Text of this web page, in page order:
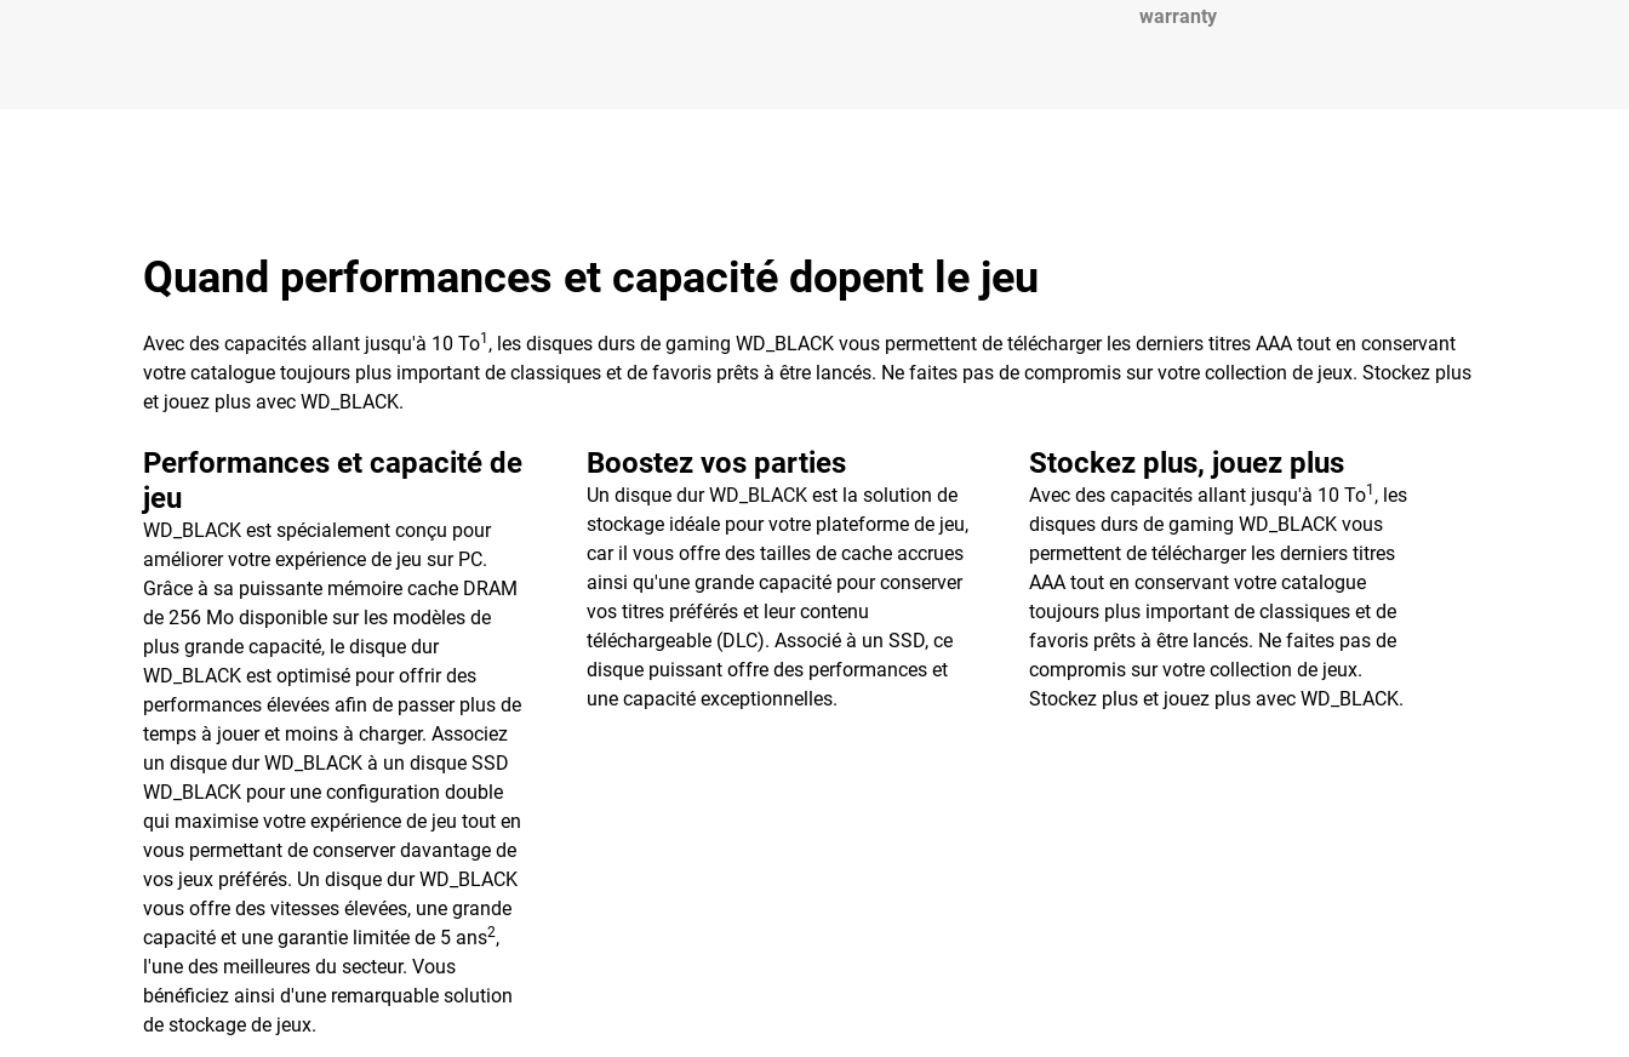
warranty
Quand performances et capacité dopent le jeu
Avec des capacités allant jusqu'à 10 To1 , les disques durs de gaming WD_BLACK vous permettent de télécharger les derniers titres AAA tout en conservant
votre catalogue toujours plus important de classiques et de favoris prêts à être lancés. Ne faites pas de compromis sur votre collection de jeux. Stockez plus
et jouez plus avec WD_BLACK.
Performances et capacité de
jeu
WD_BLACK est spécialement conçu pour
améliorer votre expérience de jeu sur PC.
Grâce à sa puissante mémoire cache DRAM
de 256 Mo disponible sur les modèles de
plus grande capacité, le disque dur
WD_BLACK est optimisé pour offrir des
performances élevées afin de passer plus de
temps à jouer et moins à charger. Associez
un disque dur WD_BLACK à un disque SSD
WD_BLACK pour une configuration double
qui maximise votre expérience de jeu tout en
vous permettant de conserver davantage de
vos jeux préférés. Un disque dur WD_BLACK
vous offre des vitesses élevées, une grande
capacité et une garantie limitée de 5 ans2,
l'une des meilleures du secteur. Vous
bénéficiez ainsi d'une remarquable solution
de stockage de jeux.
Boostez vos parties
Un disque dur WD_BLACK est la solution de
stockage idéale pour votre plateforme de jeu,
car il vous offre des tailles de cache accrues
ainsi qu'une grande capacité pour conserver
vos titres préférés et leur contenu
téléchargeable (DLC). Associé à un SSD, ce
disque puissant offre des performances et
une capacité exceptionnelles.
Stockez plus, jouez plus
Avec des capacités allant jusqu'à 10 To1 , les
disques durs de gaming WD_BLACK vous
permettent de télécharger les derniers titres
AAA tout en conservant votre catalogue
toujours plus important de classiques et de
favoris prêts à être lancés. Ne faites pas de
compromis sur votre collection de jeux.
Stockez plus et jouez plus avec WD_BLACK.